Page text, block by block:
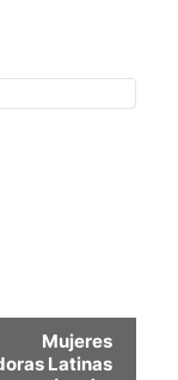
Mujeres
Latinas